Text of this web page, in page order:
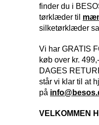
finder du i
tørklæder til
silketørklæder
Vi har GRATIS
køb over kr.
DAGES
står vi klar til at
på
VELKOMMEN